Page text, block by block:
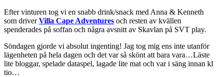
Efter vinturen tog vi en snabb drink/snack med Anna & Kenneth
som driverVilla Cape Adventures och resten av kvällen
spenderades på soffan och några avsnitt av Skavlan på SVT play.
Söndagen gjorde vi absolut ingenting! Jag tog mig ens inte utanför
lägenheten på hela dagen och det var så skönt att bara vara…Läste
lite bloggar, spelade dataspel, lagade lite mat och var i säng innan kl
tio…